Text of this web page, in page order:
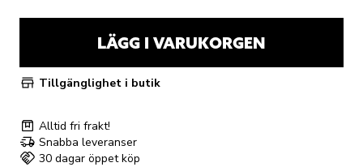
LÄGG I VARUKORGEN
Tillgänglighet i butik
Alltid fri frakt!
Snabba leveranser
30 dagar öppet köp